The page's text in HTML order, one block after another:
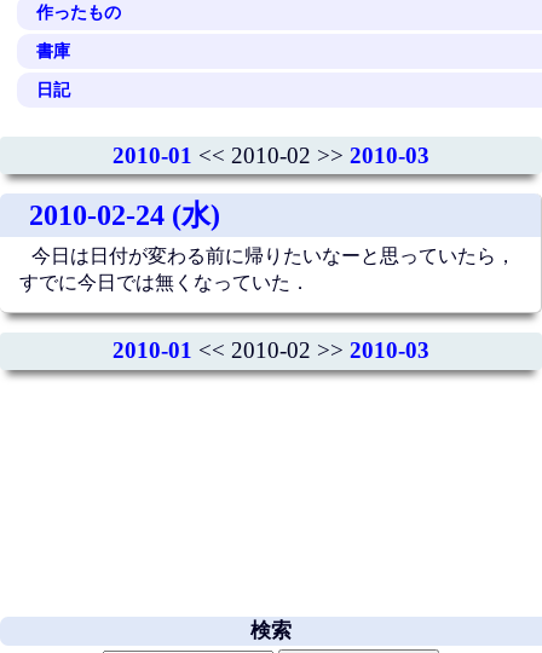
作ったもの
書庫
日記
2010-01 << 2010-02 >> 2010-03
2010-02-24 (水)
今日は日付が変わる前に帰りたいなーと思っていたら，
すでに今日では無くなっていた．
2010-01 << 2010-02 >> 2010-03
検索